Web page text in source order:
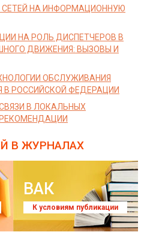
НА ИНФОРМАЦИОННУЮ
НА РОЛЬ ДИСПЕТЧЕРОВ В
ДВИЖЕНИЯ: ВЫЗОВЫ И
ОБСЛУЖИВАНИЯ
РОССИЙСКОЙ ФЕДЕРАЦИИ
В ЛОКАЛЬНЫХ
В ЖУРНАЛАХ
ВАК
К условиям публикации